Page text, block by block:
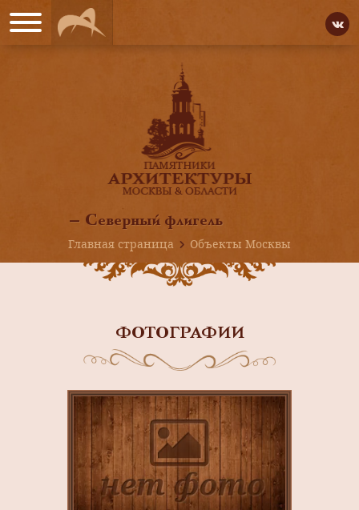
— Северный флигель
Главная страница
Объекты Москвы
ФОТОГРАФИИ